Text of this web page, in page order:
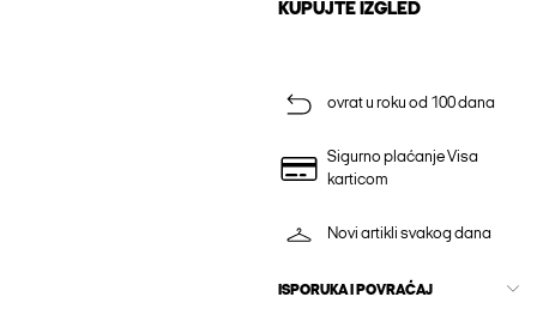
KUPUJTE IZGLED
ovrat u roku od 100 dana
Sigurno plaćanje Visa
karticom
Novi artikli svakog dana
ISPORUKA I POVRAĆAJ